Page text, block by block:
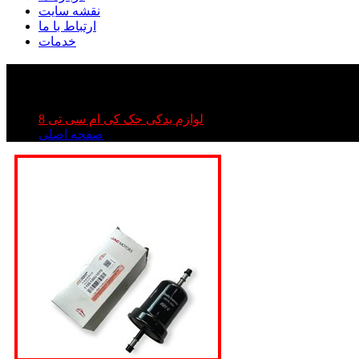
نقشه سایت
ارتباط با ما
خدمات
لوازم یدکی جک کی ام سی تی 8
صفحه اصلی